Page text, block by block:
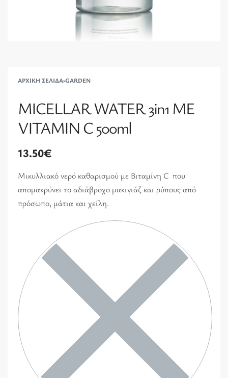
ΑΡΧΙΚΉ ΣΕΛΊΔΑ›GARDEN
MICELLAR WATER 3in1 ME
VITAMIN C 500ml
13.50€
Μικυλλιακό νερό καθαρισμού με Βιταμίνη C που
απομακρύνει το αδιάβροχο μακιγιάζ και ρύπους από
πρόσωπο, μάτια και χείλη.